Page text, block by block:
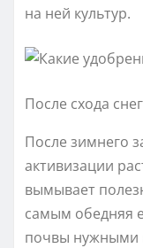
на ней культур.
После схода
После зимнего
активизации
вымывает
самым обедняя
почвы нужными